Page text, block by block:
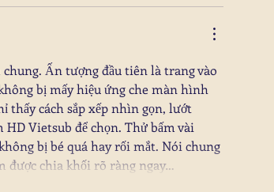
Ấn tượng đầu tiên là trang vào
bị mấy hiệu ứng che màn hình
thấy cách sắp xếp nhìn gọn, lướt
Vietsub để chọn. Thử bấm vài
bị bé quá hay rối mắt. Nói chung
được chia khối rõ ràng ngay…